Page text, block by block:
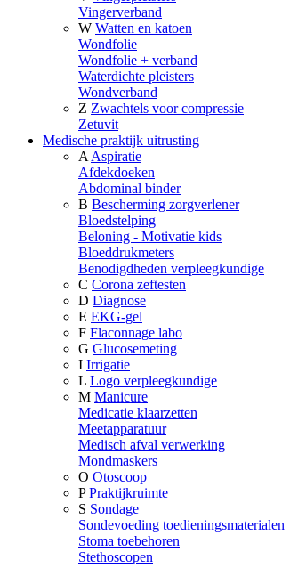
Vingerverband
W Watten en katoen
Wondfolie
Wondfolie + verband
Waterdichte pleisters
Wondverband
Z Zwachtels voor compressie
Zetuvit
Medische praktijk uitrusting
A Aspiratie
Afdekdoeken
Abdominal binder
B Bescherming zorgverlener
Bloedstelping
Beloning - Motivatie kids
Bloeddrukmeters
Benodigdheden verpleegkundige
C Corona zeftesten
D Diagnose
E EKG-gel
F Flaconnage labo
G Glucosemeting
I Irrigatie
L Logo verpleegkundige
M Manicure
Medicatie klaarzetten
Meetapparatuur
Medisch afval verwerking
Mondmaskers
O Otoscoop
P Praktijkruimte
S Sondage
Sondevoeding toedieningsmaterialen
Stoma toebehoren
Stethoscopen